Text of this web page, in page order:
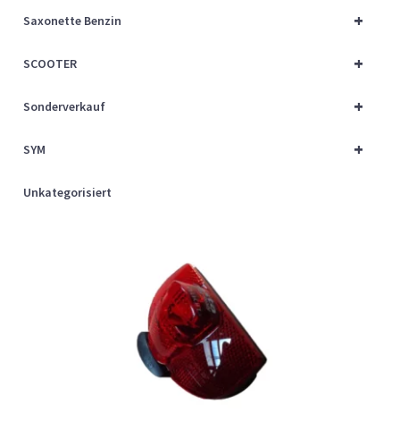
+
Saxonette Benzin
+
SCOOTER
+
Sonderverkauf
+
SYM
Unkategorisiert